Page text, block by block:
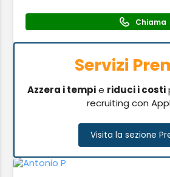
Chiama
Servizi
Azzera i tempie riduci i costi
recruiting con
Visita la sezione